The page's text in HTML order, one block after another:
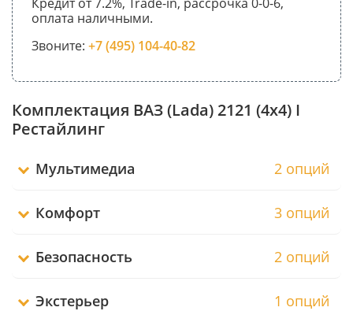
оплата наличными.
Звоните: +7 (495) 104-40-82
Комплектация ВАЗ (Lada) 2121 (4x4) I
Рестайлинг
Мультимедиа 2 опций
Комфорт 3 опций
Безопасность 2 опций
Экстерьер 1 опций